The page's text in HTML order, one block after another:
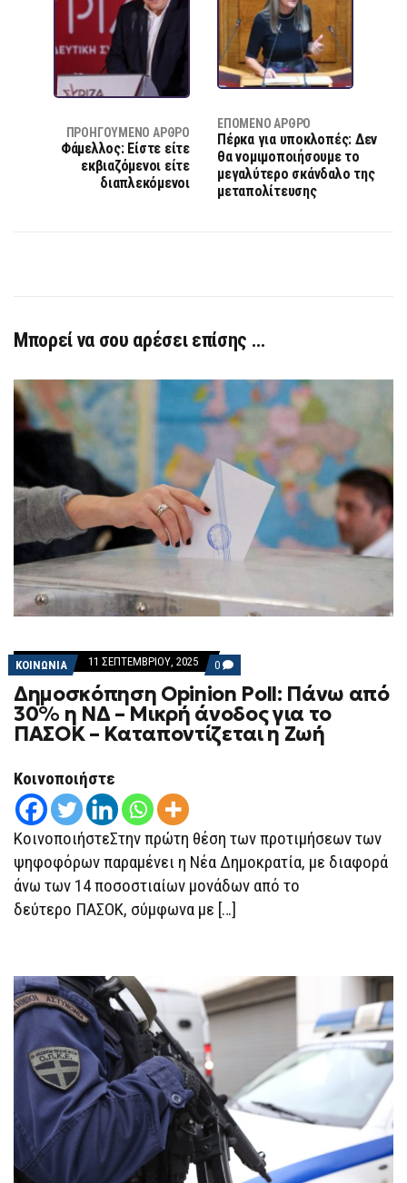
ΠΡΟΗΓΟΎΜΕΝΟ ΆΡΘΡΟ
Φάμελλος: Είστε είτε
εκβιαζόμενοι είτε
διαπλεκόμενοι
ΕΠΌΜΕΝΟ ΆΡΘΡΟ
Πέρκα για υποκλοπές: Δεν
θα νομιμοποιήσουμε το
μεγαλύτερο σκάνδαλο της
μεταπολίτευσης
Μπορεί να σου αρέσει επίσης …
ΚΟΙΝΩΝΙΑ 11 ΣΕΠΤΕΜΒΡΊΟΥ, 2025 0 COMMENTS
ON
ΔΗΜΟΣΚΌΠΗΣΗ
OPINION
POLL:
ΠΆΝΩ
ΓΙΑ
ΤΟ
ΠΑΣΟΚ
–
ΚΑΤΑΠΟΝΤΊΖΕΤΑΙ
ΖΩΉ
Δημοσκόπηση Opinion Poll: Πάνω από
30% η ΝΔ – Μικρή άνοδος για το
ΠΑΣΟΚ – Καταποντίζεται η Ζωή
Κοινοποιήστε
ΚοινοποιήστεΣτην πρώτη θέση των προτιμήσεων των
ψηφοφόρων παραμένει η Νέα Δημοκρατία, με διαφορά
άνω των 14 ποσοστιαίων μονάδων από το
δεύτερο ΠΑΣΟΚ, σύμφωνα με […]